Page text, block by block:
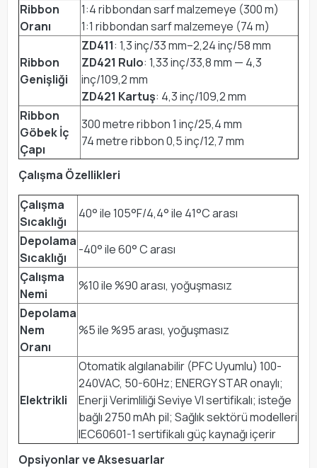
Ribbon
Oranı
1:4 ribbondan sarf malzemeye (300 m)
1:1 ribbondan sarf malzemeye (74 m)
Ribbon
Genişliği
ZD411: 1,3 inç/33 mm–2,24 inç/58 mm
ZD421 Rulo: 1,33 inç/33,8 mm — 4,3
inç/109,2 mm
ZD421 Kartuş: 4,3 inç/109,2 mm
Ribbon
Göbek İç
Çapı
300 metre ribbon 1 inç/25,4 mm
74 metre ribbon 0,5 inç/12,7 mm
Çalışma Özellikleri
Çalışma
Sıcaklığı
40° ile 105°F/4,4° ile 41°C arası
Depolama
Sıcaklığı
-40° ile 60° C arası
Çalışma
Nemi
%10 ile %90 arası, yoğuşmasız
Depolama
Nem
Oranı
%5 ile %95 arası, yoğuşmasız
Elektrikli
Otomatik algılanabilir (PFC Uyumlu) 100-
240VAC, 50-60Hz; ENERGY STAR onaylı;
Enerji Verimliliği Seviye VI sertifikalı; isteğe
bağlı 2750 mAh pil; Sağlık sektörü modelleri
IEC60601-1 sertifikalı güç kaynağı içerir
Opsiyonlar ve Aksesuarlar